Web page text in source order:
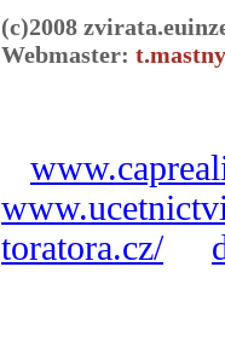
(c)2008
Webmaster:
toratora.cz/